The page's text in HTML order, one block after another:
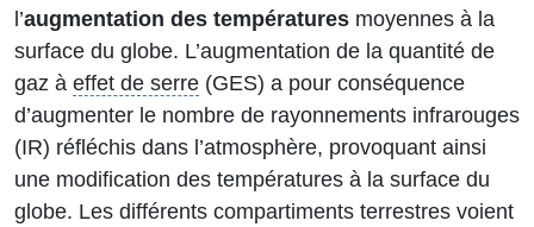
l’augmentation des températures moyennes à la
surface du globe. L’augmentation de la quantité de
gaz à effet de serre (GES) a pour conséquence
d’augmenter le nombre de rayonnements infrarouges
(IR) réfléchis dans l’atmosphère, provoquant ainsi
une modification des températures à la surface du
globe. Les différents compartiments terrestres voient